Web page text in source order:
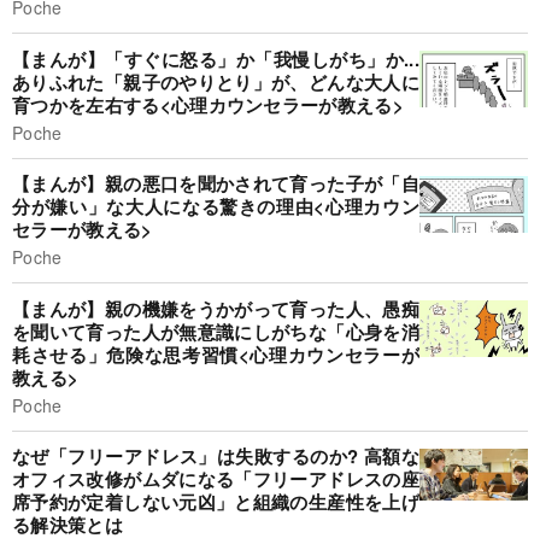
Poche
【まんが】「すぐに怒る」か「我慢しがち」か...
ありふれた「親子のやりとり」が、どんな大人に
育つかを左右する<心理カウンセラーが教える>
Poche
【まんが】親の悪口を聞かされて育った子が「自
分が嫌い」な大人になる驚きの理由<心理カウン
セラーが教える>
Poche
【まんが】親の機嫌をうかがって育った人、愚痴
を聞いて育った人が無意識にしがちな「心身を消
耗させる」危険な思考習慣<心理カウンセラーが
教える>
Poche
なぜ「フリーアドレス」は失敗するのか? 高額な
オフィス改修がムダになる「フリーアドレスの座
席予約が定着しない元凶」と組織の生産性を上げ
る解決策とは